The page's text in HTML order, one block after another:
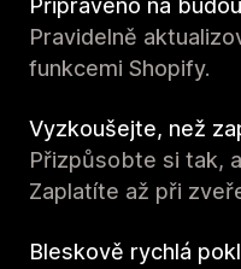
Připraveno na
Pravidelně
funkcemi Shopify.
Vyzkoušejte, než
Přizpůsobte si tak,
Zaplatíte až při
Bleskově rychlá